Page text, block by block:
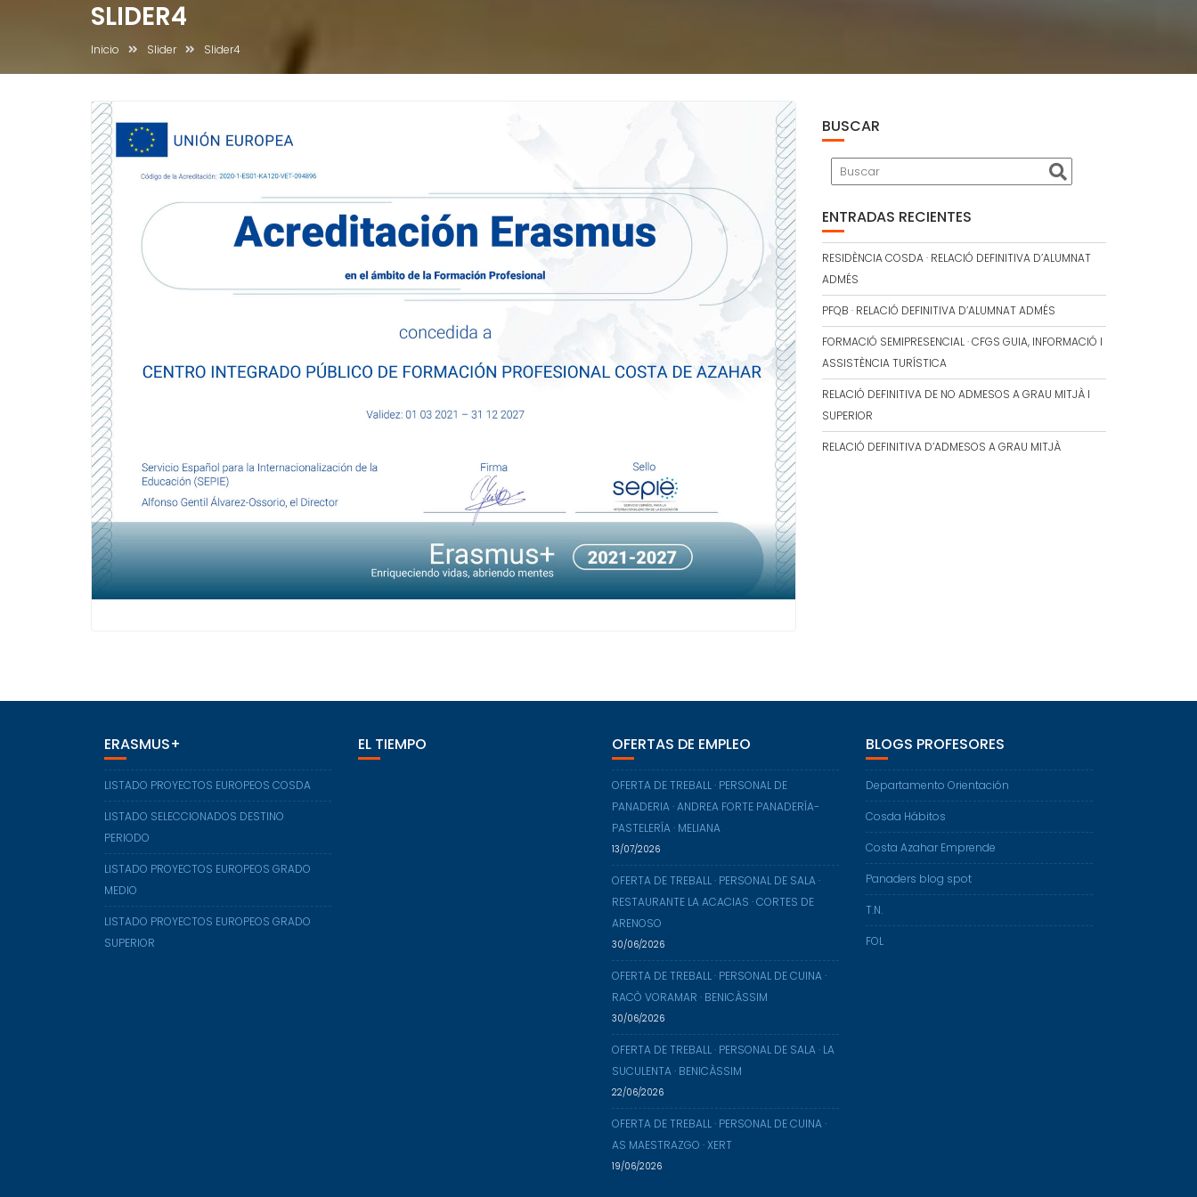
SLIDER4
Inicio Slider Slider4
BUSCAR
ENTRADAS RECIENTES
RESIDÈNCIA COSDA · RELACIÓ DEFINITIVA D’ALUMNAT
ADMÉS
PFQB · RELACIÓ DEFINITIVA D’ALUMNAT ADMÉS
FORMACIÓ SEMIPRESENCIAL · CFGS GUIA, INFORMACIÓ I
ASSISTÈNCIA TURÍSTICA
RELACIÓ DEFINITIVA DE NO ADMESOS A GRAU MITJÀ I
SUPERIOR
RELACIÓ DEFINITIVA D’ADMESOS A GRAU MITJÀ
ERASMUS+
LISTADO PROYECTOS EUROPEOS COSDA
LISTADO SELECCIONADOS DESTINO
PERIODO
LISTADO PROYECTOS EUROPEOS GRADO
MEDIO
LISTADO PROYECTOS EUROPEOS GRADO
SUPERIOR
EL TIEMPO OFERTAS DE EMPLEO
OFERTA DE TREBALL · PERSONAL DE
PANADERIA · ANDREA FORTE PANADERÍA-
PASTELERÍA · MELIANA
13/07/2026
OFERTA DE TREBALL · PERSONAL DE SALA ·
RESTAURANTE LA ACACIAS · CORTES DE
ARENOSO
30/06/2026
OFERTA DE TREBALL · PERSONAL DE CUINA ·
RACÒ VORAMAR · BENICÀSSIM
30/06/2026
OFERTA DE TREBALL · PERSONAL DE SALA · LA
SUCULENTA · BENICÀSSIM
22/06/2026
OFERTA DE TREBALL · PERSONAL DE CUINA ·
AS MAESTRAZGO · XERT
19/06/2026
BLOGS PROFESORES
Departamento Orientación
Cosda Hábitos
Costa Azahar Emprende
Panaders blog spot
T.N.
FOL